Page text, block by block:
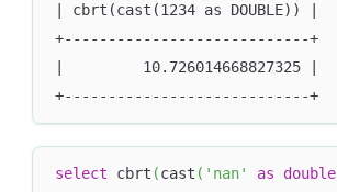
| cbrt(cast(1234 as DOUBLE)) |
+----------------------------+
|         10.726014668827325 |
+----------------------------+
select cbrt (cast ( 'nan' as double